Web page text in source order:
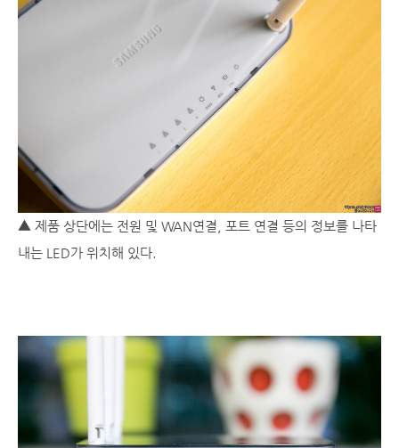
▲ 제품 상단에는 전원 및 WAN연결, 포트 연결 등의 정보를 나타
내는 LED가 위치해 있다.